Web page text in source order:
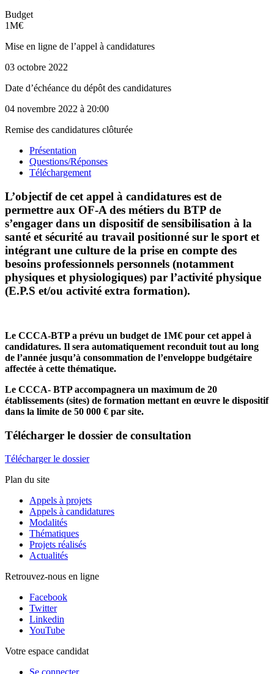
Budget
1M€
Mise en ligne de l’appel à candidatures
03 octobre 2022
Date d’échéance du dépôt des candidatures
04 novembre 2022 à 20:00
Remise des candidatures clôturée
Présentation
Questions/Réponses
Téléchargement
L’objectif de cet appel à candidatures est de
permettre aux OF-A des métiers du BTP de
s’engager dans un dispositif de sensibilisation à la
santé et sécurité au travail positionné sur le sport et
intégrant une culture de la prise en compte des
besoins professionnels personnels (notamment
physiques et physiologiques) par l’activité physique
(E.P.S et/ou activité extra formation).
Le CCCA-BTP a prévu un budget de 1M€ pour cet appel à
candidatures. Il sera automatiquement reconduit tout au long
de l’année jusqu’à consommation de l’enveloppe budgétaire
affectée à cette thématique.
Le CCCA- BTP accompagnera un maximum de 20
établissements (sites) de formation mettant en œuvre le dispositif
dans la limite de 50 000 € par site.
Télécharger le dossier de consultation
Télécharger le dossier
Plan du site
Appels à projets
Appels à candidatures
Modalités
Thématiques
Projets réalisés
Actualités
Retrouvez-nous en ligne
Facebook
Twitter
Linkedin
YouTube
Votre espace candidat